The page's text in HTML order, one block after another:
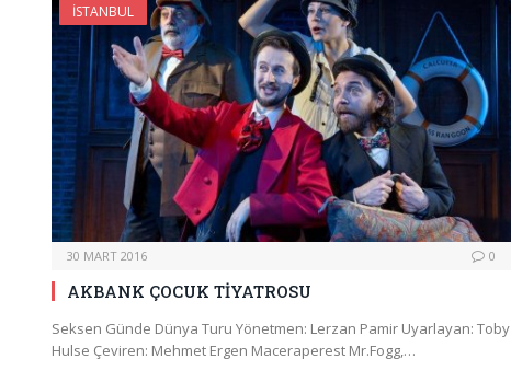
İSTANBUL
30 MART 2016 0
AKBANK ÇOCUK TİYATROSU
Seksen Günde Dünya Turu Yönetmen: Lerzan Pamir Uyarlayan: Toby
Hulse Çeviren: Mehmet Ergen Maceraperest Mr.Fogg,…